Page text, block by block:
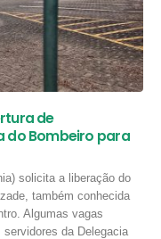
de
do Bombeiro para
solicita a liberação do
também conhecida
Algumas vagas
da Delegacia